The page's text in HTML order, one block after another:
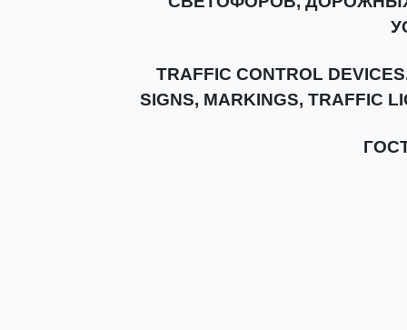
TRAFFIC CONTROL
SIGNS, MARKINGS, TRAFFIC